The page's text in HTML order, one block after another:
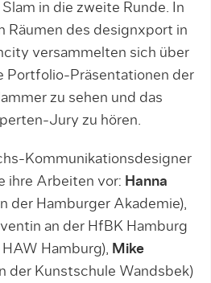
in die zweite Runde. In
Räumen des designxport in
versammelten sich über
Portfolio-Präsentationen der
zu sehen und das
Jury zu hören.
Kommunikationsdesigner
ihre Arbeiten vor: Hanna
der Hamburger Akademie),
an der HfBK Hamburg
Hamburg), Mike
der Kunstschule Wandsbek)